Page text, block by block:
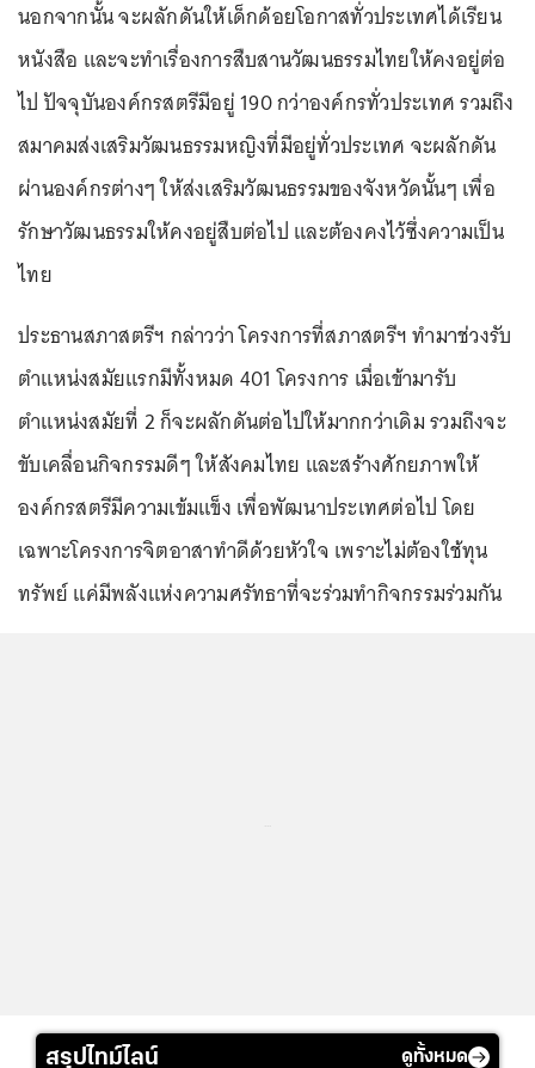
นอกจากนั้น จะผลักดันให้เด็กด้อยโอกาสทั่วประเทศได้เรียน
หนังสือ และจะทำเรื่องการสืบสานวัฒนธรรมไทยให้คงอยู่ต่อ
ไป ปัจจุบันองค์กรสตรีมีอยู่ 190 กว่าองค์กรทั่วประเทศ รวมถึง
สมาคมส่งเสริมวัฒนธรรมหญิงที่มีอยู่ทั่วประเทศ จะผลักดัน
ผ่านองค์กรต่างๆ ให้ส่งเสริมวัฒนธรรมของจังหวัดนั้นๆ เพื่อ
รักษาวัฒนธรรมให้คงอยู่สืบต่อไป และต้องคงไว้ซึ่งความเป็น
ไทย
ประธานสภาสตรีฯ กล่าวว่า โครงการที่สภาสตรีฯ ทำมาช่วงรับ
ตำแหน่งสมัยแรกมีทั้งหมด 401 โครงการ เมื่อเข้ามารับ
ตำแหน่งสมัยที่ 2 ก็จะผลักดันต่อไปให้มากกว่าเดิม รวมถึงจะ
ขับเคลื่อนกิจกรรมดีๆ ให้สังคมไทย และสร้างศักยภาพให้
องค์กรสตรีมีความเข้มแข็ง เพื่อพัฒนาประเทศต่อไป โดย
เฉพาะโครงการจิตอาสาทำดีด้วยหัวใจ เพราะไม่ต้องใช้ทุน
ทรัพย์ แค่มีพลังแห่งความศรัทธาที่จะร่วมทำกิจกรรมร่วมกัน
สรุปไทม์ไลน์ ดูทั้งหมด